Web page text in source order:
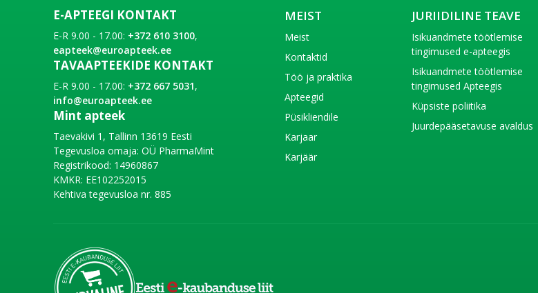
E-APTEEGI KONTAKT
E-R 9.00 - 17.00: +372 610 3100,
eapteek@euroapteek.ee
TAVAAPTEEKIDE KONTAKT
E-R 9.00 - 17.00: +372 667 5031,
info@euroapteek.ee
Mint apteek
Taevakivi 1, Tallinn 13619 Eesti
Tegevusloa omaja: OÜ PharmaMint
Registrikood: 14960867
KMKR: EE102252015
Kehtiva tegevusloa nr. 885
MEIST
Meist
Kontaktid
Töö ja praktika
Apteegid
Püsikliendile
Karjaar
Karjäär
JURIIDILINE TEAVE
Isikuandmete töötlemise
tingimused e-apteegis
Isikuandmete töötlemise
tingimused Apteegis
Küpsiste poliitika
Juurdepääsetavuse avaldus